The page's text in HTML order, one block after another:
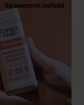
Sponsoreret indhold